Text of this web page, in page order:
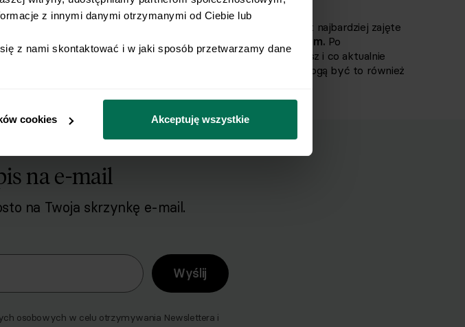
z innymi danymi otrzymanymi od Ciebie lub
z nami skontaktować i w jaki sposób przetwarzamy dane
cookies Akceptuję wszystkie
na łatwe i szybkie przepisy, z którymi poradzą sobie nawet najbardziej zajęte
z łososiem i szpinakiem zdecydowanie spełniają to kryterium. Po
ilości naleśników, możesz podać je, z czym tylko chcesz i co aktualnie
Co prawda w tym przepisie polecamy łososia i szpinak, ale mogą być to również
na e-mail
na Twoja skrzynkę e-mail.
Wyślij
osobowych w celu otrzymywania Newslettera i